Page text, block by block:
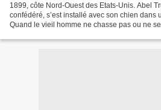
1899, côte Nord-Ouest des Etats-Unis. Abel
confédéré, s’est installé avec son chien dans
Quand le vieil homme ne chasse pas ou ne